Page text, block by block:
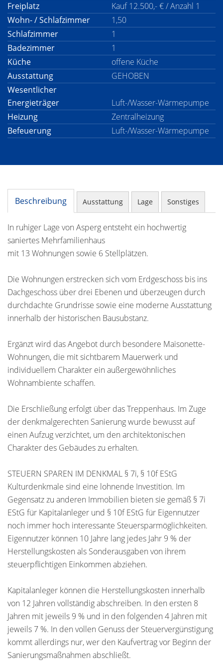
Freiplatz
Kauf 12.500,- € / Anzahl 1
Wohn- / Schlafzimmer
1,50
Schlafzimmer
1
Badezimmer
1
Küche
offene Küche
Ausstattung
GEHOBEN
Wesentlicher
Energieträger
Luft-/Wasser-Wärmepumpe
Heizung
Zentralheizung
Befeuerung
Luft-/Wasser-Wärmepumpe
Beschreibung Ausstattung Lage Sonstiges
In ruhiger Lage von Asperg entsteht ein hochwertig
saniertes Mehrfamilienhaus
mit 13 Wohnungen sowie 6 Stellplätzen.
Die Wohnungen erstrecken sich vom Erdgeschoss bis ins
Dachgeschoss über drei Ebenen und überzeugen durch
durchdachte Grundrisse sowie eine moderne Ausstattung
innerhalb der historischen Bausubstanz.
Ergänzt wird das Angebot durch besondere Maisonette-
Wohnungen, die mit sichtbarem Mauerwerk und
individuellem Charakter ein außergewöhnliches
Wohnambiente schaffen.
Die Erschließung erfolgt über das Treppenhaus. Im Zuge
der denkmalgerechten Sanierung wurde bewusst auf
einen Aufzug verzichtet, um den architektonischen
Charakter des Gebäudes zu erhalten.
STEUERN SPAREN IM DENKMAL § 7i, § 10f EStG
Kulturdenkmale sind eine lohnende Investition. Im
Gegensatz zu anderen Immobilien bieten sie gemäß § 7i
EStG für Kapitalanleger und § 10f EStG für Eigennutzer
noch immer hoch interessante Steuersparmöglichkeiten.
Eigennutzer können 10 Jahre lang jedes Jahr 9 % der
Herstellungskosten als Sonderausgaben von ihrem
steuerpflichtigen Einkommen abziehen.
Kapitalanleger können die Herstellungskosten innerhalb
von 12 Jahren vollständig abschreiben. In den ersten 8
Jahren mit jeweils 9 % und in den folgenden 4 Jahren mit
jeweils 7 %. In den vollen Genuss der Steuervergünstigung
kommt allerdings nur, wer den Kaufvertrag vor Beginn der
Sanierungsmaßnahmen abschließt.